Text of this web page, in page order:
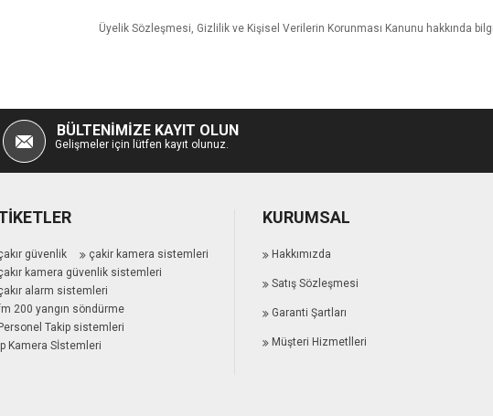
Üyelik Sözleşmesi, Gizlilik ve Kişisel Verilerin Korunması Kanunu hakkında
BÜLTENIMIZE KAYIT OLUN
Gelişmeler için lütfen kayıt olunuz.
güvenlik
çakir kamera sistemleri
kamera güvenlik sistemleri
alarm sistemleri
200 yangın söndürme
Personel Takip sistemleri
Kamera Sİstemleri
KURUMSAL
Hakkımızda
Satış Sözleşmesi
Garanti Şartları
Müşteri Hizmetlleri